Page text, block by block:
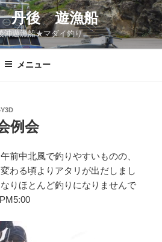
丹後 遊漁船
遊漁船★マダイ釣り
メニュー
例会
前中北風で釣りやすいものの、
わる頃よりアタリが出だしまし
りほとんど釣りになりませんで